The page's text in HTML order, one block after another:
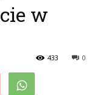
w
0
433